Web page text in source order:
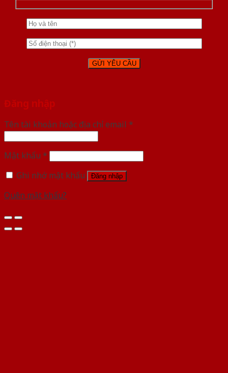
Đăng nhập
Tên tài khoản hoặc địa chỉ email *
Mật khẩu *
Ghi nhớ mật khẩu
Đăng nhập
Quên mật khẩu?